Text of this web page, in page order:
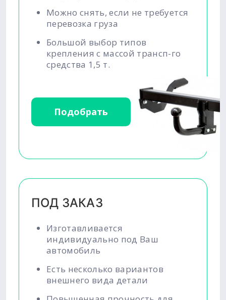
Можно снять, если не требуется
перевозка груза
Большой выбор типов
крепления с массой трансп-го
средства 1,5 т.
Подобрать
ПОД ЗАКАЗ
Изготавливается
индивидуально под Ваш
автомобиль
Есть несколько вариантов
внешнего вида детали